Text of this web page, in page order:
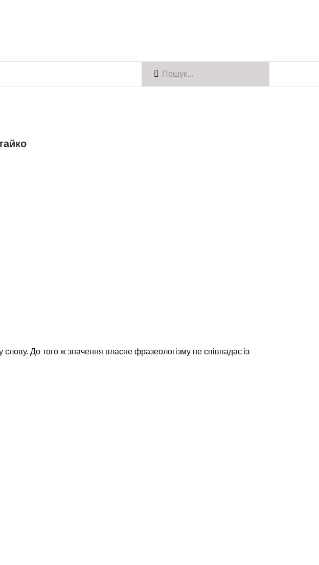
До того ж значення власне фразеологізму не співпадає із